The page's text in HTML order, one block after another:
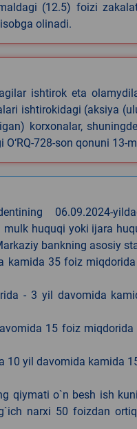
(12.5) foizi
olinadi.
ishtirok eta
ishtirokidagi (aksiya
korxonalar,
728-son qonuni 13-
06.09.2024-
huquqi yoki ijara
bankning asosiy
kamida 35 foiz
- 3 yil davomida
15 foiz
10 yil davomida kamida
qiymati o`n besh ish
narxi 50 foizdan